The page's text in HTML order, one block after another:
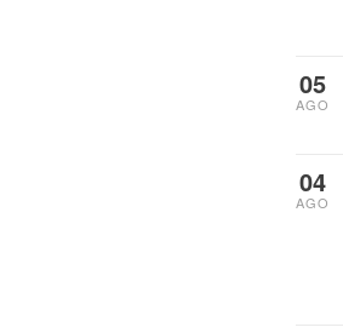
05
AGO
04
AGO